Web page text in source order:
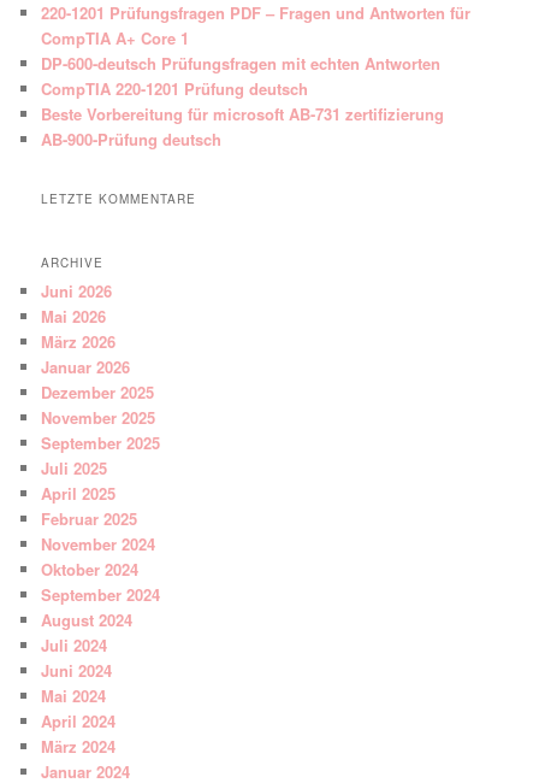
220-1201 Prüfungsfragen PDF – Fragen und Antworten für
CompTIA A+ Core 1
DP-600-deutsch Prüfungsfragen mit echten Antworten
CompTIA 220-1201 Prüfung deutsch
Beste Vorbereitung für microsoft AB-731 zertifizierung
AB-900-Prüfung deutsch
LETZTE KOMMENTARE
ARCHIVE
Juni 2026
Mai 2026
März 2026
Januar 2026
Dezember 2025
November 2025
September 2025
Juli 2025
April 2025
Februar 2025
November 2024
Oktober 2024
September 2024
August 2024
Juli 2024
Juni 2024
Mai 2024
April 2024
März 2024
Januar 2024